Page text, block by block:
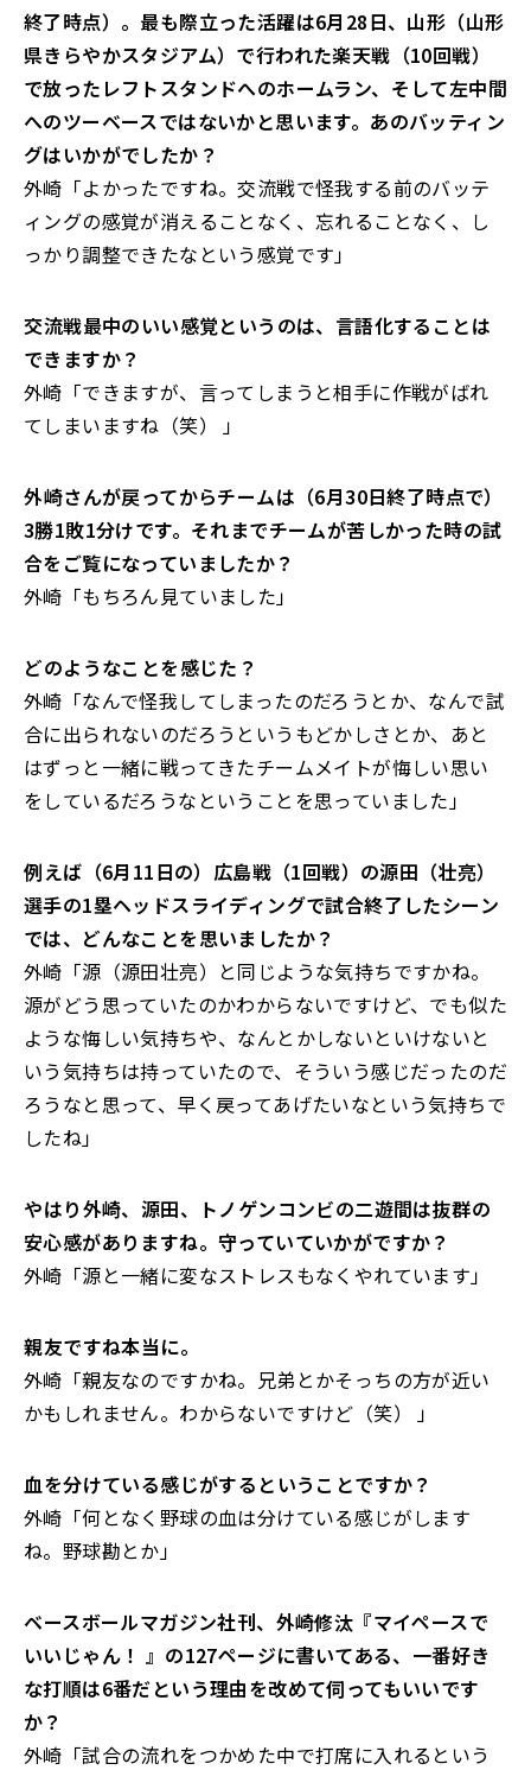
終了時点）。最も際立った活躍は6月28日、山形（山形
県きらやかスタジアム）で行われた楽天戦（10回戦）
で放ったレフトスタンドへのホームラン、そして左中間
へのツーベースではないかと思います。あのバッティン
グはいかがでしたか？
外崎「よかったですね。交流戦で怪我する前のバッテ
ィングの感覚が消えることなく、忘れることなく、し
っかり調整できたなという感覚です」
――交流戦最中のいい感覚というのは、言語化することは
できますか？
外崎「できますが、言ってしまうと相手に作戦がばれ
てしまいますね（笑） 」
――外崎さんが戻ってからチームは（6月30日終了時点で）
3勝1敗1分けです。それまでチームが苦しかった時の試
合をご覧になっていましたか？
外崎「もちろん見ていました」
――どのようなことを感じた？
外崎「なんで怪我してしまったのだろうとか、なんで試
合に出られないのだろうというもどかしさとか、あと
はずっと一緒に戦ってきたチームメイトが悔しい思い
をしているだろうなということを思っていました」
――例えば（6月11日の）広島戦（1回戦）の源田（壮亮）
選手の1塁ヘッドスライディングで試合終了したシーン
では、どんなことを思いましたか？
外崎「源（源田壮亮）と同じような気持ちですかね。
源がどう思っていたのかわからないですけど、でも似た
ような悔しい気持ちや、なんとかしないといけないと
いう気持ちは持っていたので、そういう感じだったのだ
ろうなと思って、早く戻ってあげたいなという気持ちで
したね」
――やはり外崎、源田、トノゲンコンビの二遊間は抜群の
安心感がありますね。守っていていかがですか？
外崎「源と一緒に変なストレスもなくやれています」
――親友ですね本当に。
外崎「親友なのですかね。兄弟とかそっちの方が近い
かもしれません。わからないですけど（笑） 」
――血を分けている感じがするということですか？
外崎「何となく野球の血は分けている感じがします
ね。野球勘とか」
――ベースボールマガジン社刊、外崎修汰『マイペースで
いいじゃん！ 』の127ページに書いてある、一番好き
な打順は6番だという理由を改めて伺ってもいいです
か？
外崎「試合の流れをつかめた中で打席に入れるという